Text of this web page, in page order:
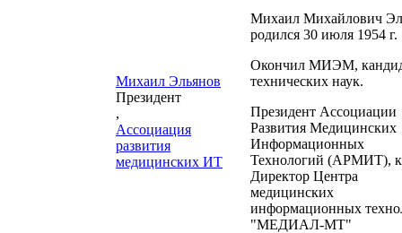
Михаил Эльянов
Президент
,
Ассоциация
развития
медицинских ИТ
Михаил Михайлович
родился 30 июля 1954 г.
Окончил МИЭМ,
технических наук.
Президент Ассоциации
Развития Медицинских
Информационных
Технологий (АРМИТ),
Директор Центра
медицинских
информационных
"МЕДИАЛ-МТ"